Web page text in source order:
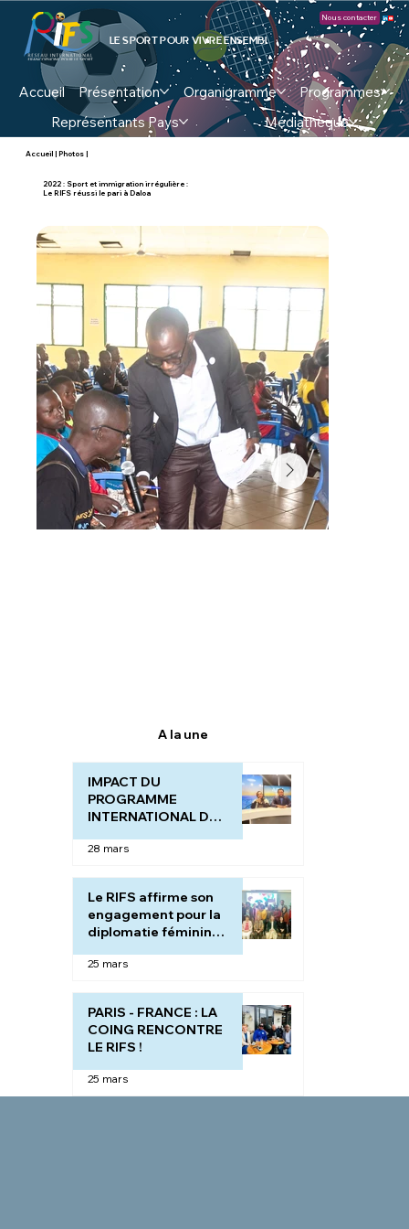
Accueil Présentation Organigramme
Programmes
Représentants Pays
Médiathèque
LE SPORT POUR VIVRE ENSEMBLE !
Nous contacter
Accueil| Photos |
2022 : Sport et immigration irrégulière :
Le RIFS réussi le pari à Daloa
A la une
IMPACT DU
PROGRAMME
INTERNATIONAL DU "
ELLES " sur les ondes
GLOBAL TELESUD
FRANCE.
28 mars
Le RIFS affirme son
engagement pour la
diplomatie féminine,
la femme à travers le
25 mars
PARIS - FRANCE : LA
COING RENCONTRE
LE RIFS !
25 mars